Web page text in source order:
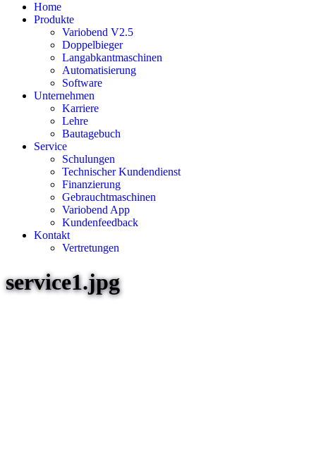
Home
Produkte
Variobend V2.5
Doppelbieger
Langabkantmaschinen
Automatisierung
Software
Unternehmen
Karriere
Lehre
Bautagebuch
Service
Schulungen
Technischer Kundendienst
Finanzierung
Gebrauchtmaschinen
Variobend App
Kundenfeedback
Kontakt
Vertretungen
service1.jpg